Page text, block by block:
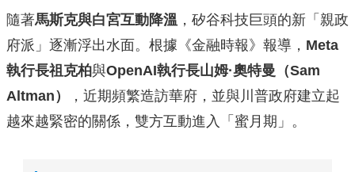
隨著馬斯克與白宮互動降溫 ，矽谷科技巨頭的新「親政
府派」逐漸浮出水面。根據《金融時報》報導， Meta
執行長祖克柏與OpenAI執行長山姆·奧特曼（Sam
Altman）
，近期頻繁造訪華府，並與川普政府建立起
越來越緊密的關係，雙方互動進入「蜜月期」。